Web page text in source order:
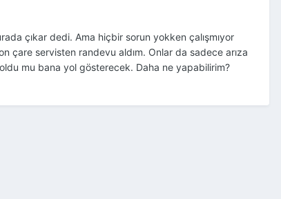
çıkar dedi. Ama hiçbir sorun yokken çalışmıyor
çare servisten randevu aldım. Onlar da sadece arıza
mu bana yol gösterecek. Daha ne yapabilirim?